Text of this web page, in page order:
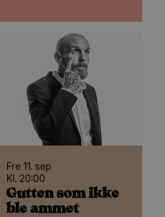
Fre 11. sep
Kl. 20:00
Gutten som ikke
ble ammet